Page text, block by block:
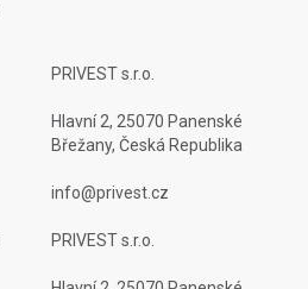
PRIVEST s.r.o.
Hlavní 2, 25070 Panenské
Břežany, Česká Republika
info@privest.cz
PRIVEST s.r.o.